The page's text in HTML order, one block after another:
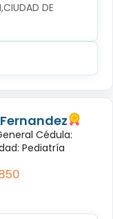
DE
Cédula:
Pediatría